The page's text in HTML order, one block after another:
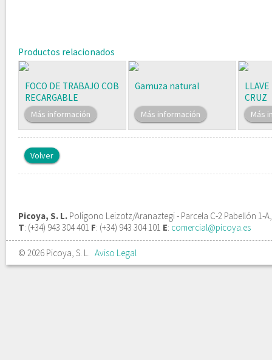
Productos relacionados
FOCO DE TRABAJO COB
RECARGABLE
Más información
Gamuza natural
Más información
CRUZ
Más
Volver
Picoya, S. L. Polígono Leizotz/Aranaztegi - Parcela C-2 Pabellón 1-
T: (+34) 943 304 401 F: (+34) 943 304 101 E: comercial@picoya.es
© 2026 Picoya, S. L. Aviso Legal